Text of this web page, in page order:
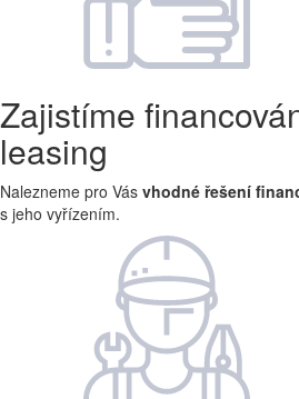
Zajistíme
leasing
Nalezneme pro Vás vhodné řešení
s jeho vyřízením.